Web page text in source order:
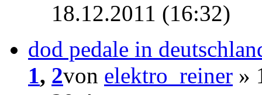
18.12.2011 (16:32)
dod pedale in
1, 2von elektro_reiner »